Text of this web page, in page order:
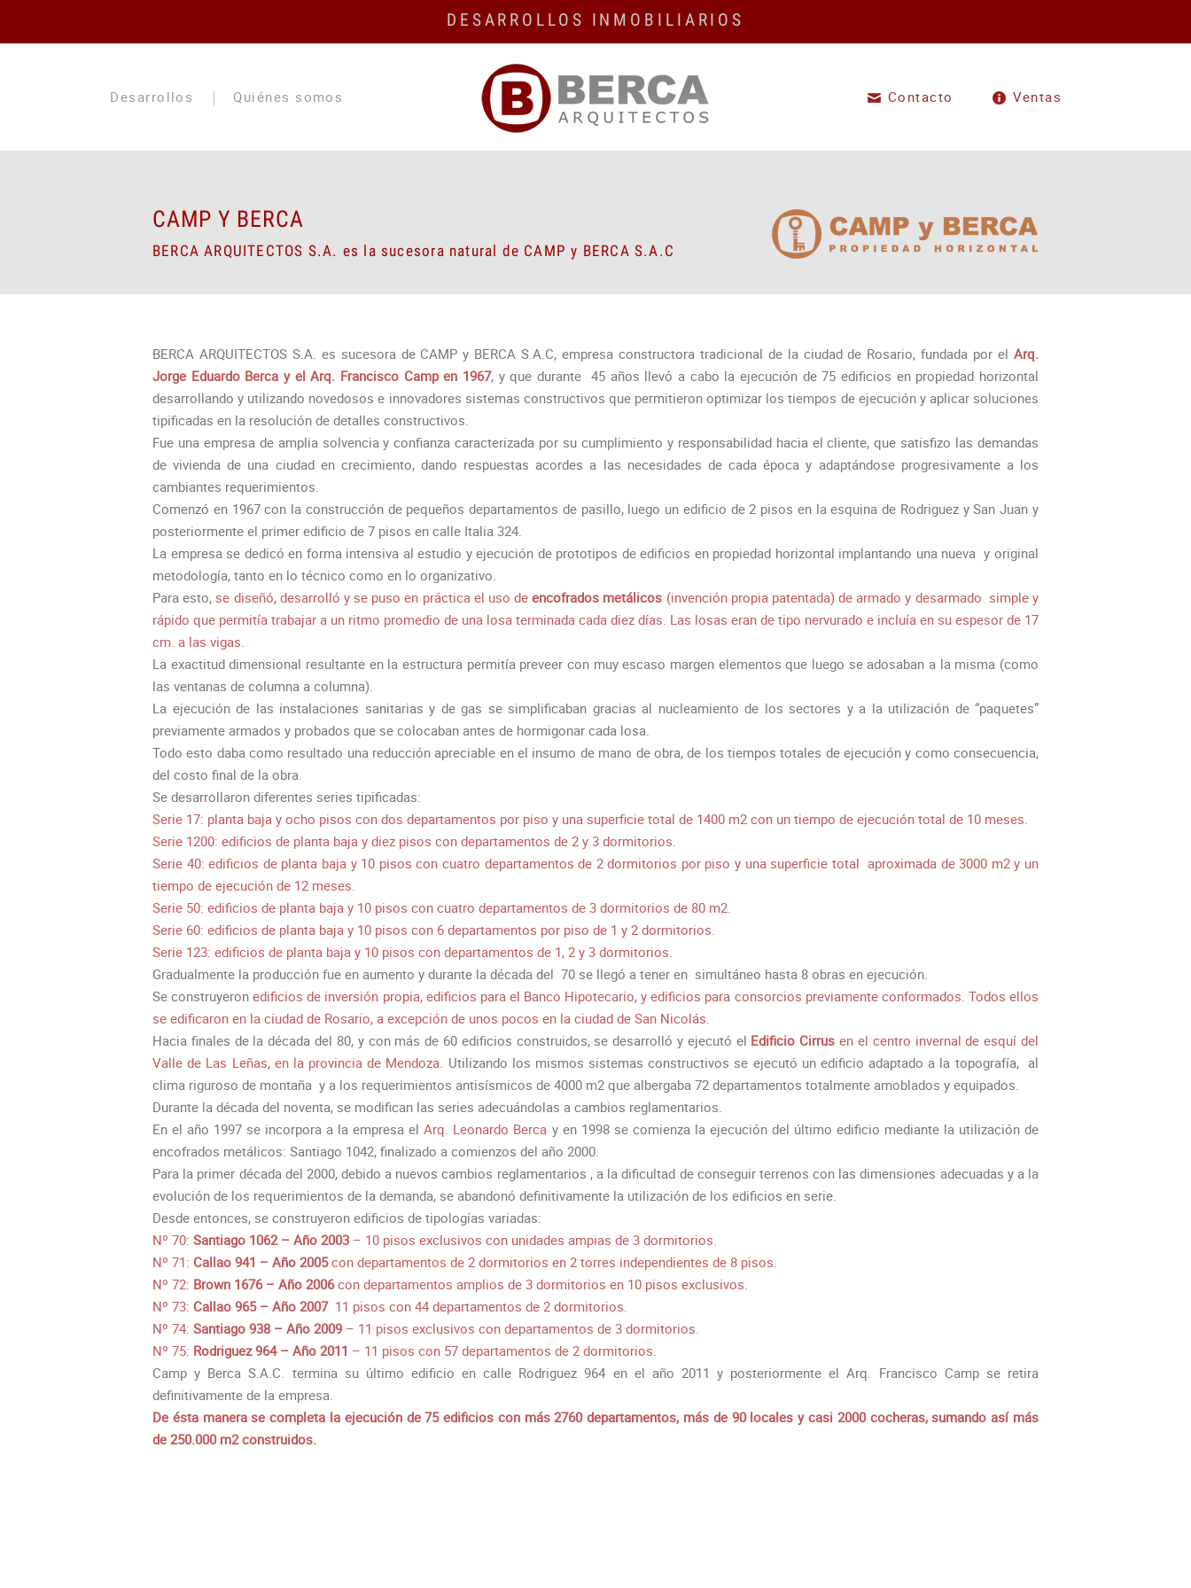
DESARROLLOS INMOBILIARIOS
Desarrollos Quiénes somos Contacto Ventas
CAMP Y BERCA
BERCA ARQUITECTOS S.A. es la sucesora natural de CAMP y BERCA S.A.C
BERCA ARQUITECTOS S.A. es sucesora de CAMP y BERCA S.A.C, empresa constructora tradicional de la ciudad de Rosario, fundada por el Arq.
Jorge Eduardo Berca y el Arq. Francisco Camp en 1967, y que durante 45 años llevó a cabo la ejecución de 75 edificios en propiedad horizontal
desarrollando y utilizando novedosos e innovadores sistemas constructivos que permitieron optimizar los tiempos de ejecución y aplicar soluciones
tipificadas en la resolución de detalles constructivos.
Fue una empresa de amplia solvencia y confianza caracterizada por su cumplimiento y responsabilidad hacia el cliente, que satisfizo las demandas
de vivienda de una ciudad en crecimiento, dando respuestas acordes a las necesidades de cada época y adaptándose progresivamente a los
cambiantes requerimientos.
Comenzó en 1967 con la construcción de pequeños departamentos de pasillo, luego un edificio de 2 pisos en la esquina de Rodriguez y San Juan y
posteriormente el primer edificio de 7 pisos en calle Italia 324.
La empresa se dedicó en forma intensiva al estudio y ejecución de prototipos de edificios en propiedad horizontal implantando una nueva y original
metodología, tanto en lo técnico como en lo organizativo.
Para esto, se diseñó, desarrolló y se puso en práctica el uso deencofrados metálicos (invención propia patentada) de armado y desarmado simple y
rápido que permitía trabajar a un ritmo promedio de una losa terminada cada diez días. Las losas eran de tipo nervurado e incluía en su espesor de 17
cm. a las vigas.
La exactitud dimensional resultante en la estructura permitía preveer con muy escaso margen elementos que luego se adosaban a la misma (como
las ventanas de columna a columna).
La ejecución de las instalaciones sanitarias y de gas se simplificaban gracias al nucleamiento de los sectores y a la utilización de “paquetes”
previamente armados y probados que se colocaban antes de hormigonar cada losa.
Todo esto daba como resultado una reducción apreciable en el insumo de mano de obra, de los tiempos totales de ejecución y como consecuencia,
del costo final de la obra.
Se desarrollaron diferentes series tipificadas:
Serie 17: planta baja y ocho pisos con dos departamentos por piso y una superficie total de 1400 m2 con un tiempo de ejecución total de 10 meses.
Serie 1200: edificios de planta baja y diez pisos con departamentos de 2 y 3 dormitorios.
Serie 40: edificios de planta baja y 10 pisos con cuatro departamentos de 2 dormitorios por piso y una superficie total aproximada de 3000 m2 y un
tiempo de ejecución de 12 meses.
Serie 50: edificios de planta baja y 10 pisos con cuatro departamentos de 3 dormitorios de 80 m2.
Serie 60: edificios de planta baja y 10 pisos con 6 departamentos por piso de 1 y 2 dormitorios.
Serie 123: edificios de planta baja y 10 pisos con departamentos de 1, 2 y 3 dormitorios.
Gradualmente la producción fue en aumento y durante la década del 70 se llegó a tener en simultáneo hasta 8 obras en ejecución.
Se construyeronedificios de inversión propia, edificios para el Banco Hipotecario, y edificios para consorcios previamente conformados. Todos ellos
se edificaron en la ciudad de Rosario, a excepción de unos pocos en la ciudad de San Nicolás.
Hacia finales de la década del 80, y con más de 60 edificios construidos, se desarrolló y ejecutó el Edificio Cirrus en el centro invernal de esquí del
Valle de Las Leñas, en la provincia de Mendoza. Utilizando los mismos sistemas constructivos se ejecutó un edificio adaptado a la topografía, al
clima riguroso de montaña y a los requerimientos antisísmicos de 4000 m2 que albergaba 72 departamentos totalmente amoblados y equipados.
Durante la década del noventa, se modifican las series adecuándolas a cambios reglamentarios.
En el año 1997 se incorpora a la empresa elArq. Leonardo Berca y en 1998 se comienza la ejecución del último edificio mediante la utilización de
encofrados metálicos: Santiago 1042, finalizado a comienzos del año 2000.
Para la primer década del 2000, debido a nuevos cambios reglamentarios , a la dificultad de conseguir terrenos con las dimensiones adecuadas y a la
evolución de los requerimientos de la demanda, se abandonó definitivamente la utilización de los edificios en serie.
Desde entonces, se construyeron edificios de tipologías variadas:
Nº 70: Santiago 1062 – Año 2003 – 10 pisos exclusivos con unidades ampias de 3 dormitorios.
Nº 71: Callao 941 – Año 2005con departamentos de 2 dormitorios en 2 torres independientes de 8 pisos.
Nº 72: Brown 1676 – Año 2006con departamentos amplios de 3 dormitorios en 10 pisos exclusivos.
Nº 73: Callao 965 – Año 2007 11 pisos con 44 departamentos de 2 dormitorios.
Nº 74: Santiago 938 – Año 2009 – 11 pisos exclusivos con departamentos de 3 dormitorios.
Nº 75: Rodriguez 964 – Año 2011 – 11 pisos con 57 departamentos de 2 dormitorios.
Camp y Berca S.A.C. termina su último edificio en calle Rodriguez 964 en el año 2011 y posteriormente el Arq. Francisco Camp se retira
definitivamente de la empresa.
De ésta manera se completa la ejecución de 75 edificios con más 2760 departamentos, más de 90 locales y casi 2000 cocheras, sumando así más
de 250.000 m2 construidos.